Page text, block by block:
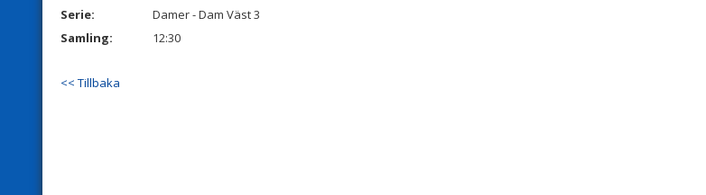
Serie:
Damer - Dam Väst 3
Samling:
12:30
<< Tillbaka